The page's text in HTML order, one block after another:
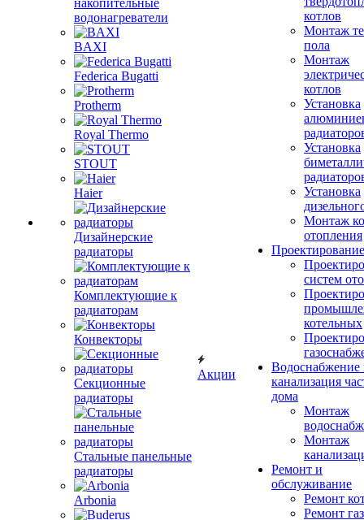
накопительные
водонагреватели
BAXI
Federica Bugatti
Protherm
Royal Thermo
STOUT
Haier
Дизайнерские
радиаторы
Комплектующие к
радиаторам
Конвекторы
Секционные
радиаторы
Стальные панельные
радиаторы
Arbonia
Акции
котлов
Монтаж
пола
Монтаж
котлов
Установка
Установка
Установка
Монтаж
отопления
Проектирование
систем
котельных
Водоснабжение
канализация
дома
Монтаж
Монтаж
Ремонт и
обслуживание
Ремонт
Ремонт